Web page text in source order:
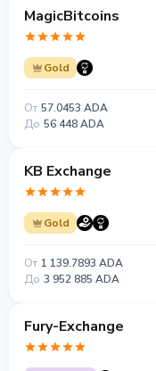
MagicBitcoins
Gold
От 57.0453 ADA
До 56 448 ADA
KB Exchange
Gold
От 1 139.7893 ADA
До 3 952 885 ADA
Fury-Exchange